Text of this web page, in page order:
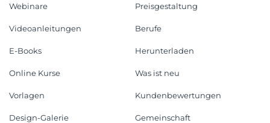
Webinare
Videoanleitungen
E-Books
Online Kurse
Vorlagen
Design-Galerie
Preisgestaltung
Berufe
Herunterladen
Was ist neu
Kundenbewertungen
Gemeinschaft